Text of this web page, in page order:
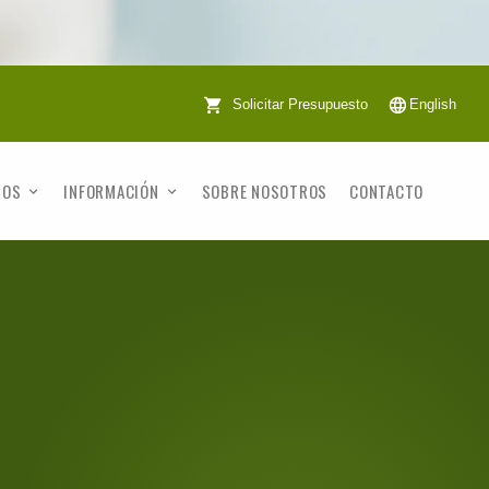
Solicitar Presupuesto English
INFORMACIÓN SOBRE NOSOTROS CONTACTO